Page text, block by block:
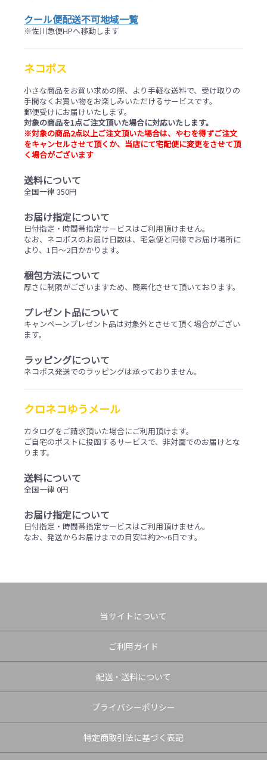
クール便配送不可地域一覧
※佐川急便HPへ移動します
ネコポス
小さな商品をお買い求めの際、より手軽な送料で、受け取りの
手間なくお買い物をお楽しみいただけるサービスです。
郵便受けにお届けいたします。
対象の商品を1点ご注文頂いた場合に対応いたします。
※対象の商品2点以上ご注文頂いた場合は、やむを得ずご注文
をキャンセルさせて頂くか、当店にて宅配便に変更をさせて頂
く場合がございます
送料について
全国一律 350円
お届け指定について
日付指定・時間帯指定サービスはご利用頂けません。
なお、ネコポスのお届け日数は、宅急便と同様でお届け場所に
より、1日～2日かかります。
梱包方法について
厚さに制限がございますため、簡素化させて頂いております。
プレゼント品について
キャンペーンプレゼント品は対象外とさせて頂く場合がござい
ます。
ラッピングについて
ネコポス発送でのラッピングは承っておりません。
クロネコゆうメール
カタログをご請求頂いた場合にご利用頂けます。
ご自宅のポストに投函するサービスで、非対面でのお届けとな
ります。
送料について
全国一律 0円
お届け指定について
日付指定・時間帯指定サービスはご利用頂けません。
なお、発送からお届けまでの目安は約2～6日です。
当サイトについて
ご利用ガイド
配送・送料について
プライバシーポリシー
特定商取引法に基づく表記